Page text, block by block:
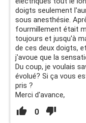
doigts seulement
sous anesthésie.
fourmillement était
toujours et jusqu'à
de ces deux doigts,
j'avoue que la
Du coup, je voulais
évolué? Si ça vous
pris ?
Merci d'avance,
0